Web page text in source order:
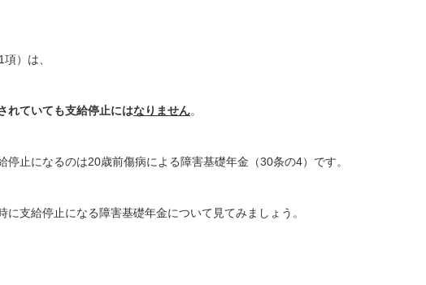
項）は、
れていても支給停止にはなりません。
停止になるのは20歳前傷病による障害基礎年金（30条の4）です。
に支給停止になる障害基礎年金について見てみましょう。